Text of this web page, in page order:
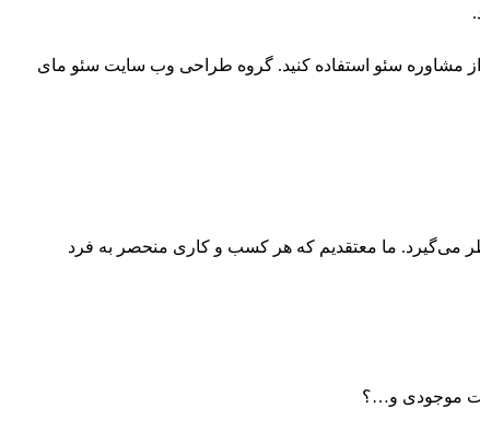
از مشاوره سئو استفاده کنید. گروه طراحی وب سایت سئو مای
می‌گیرد. ما معتقدیم که هر کسب ‌و کاری منحصر به فرد
موجودی و…؟